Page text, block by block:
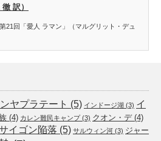
訳）
21回「愛人 ラマン」（マルグリット・デュ
ヤプラテート (5) インドージ湖 (3) イ
(4) カレン難民キャンプ(3) クオン・デ(4)
イゴン陥落 (5) サルウィン河 (3) ジャー